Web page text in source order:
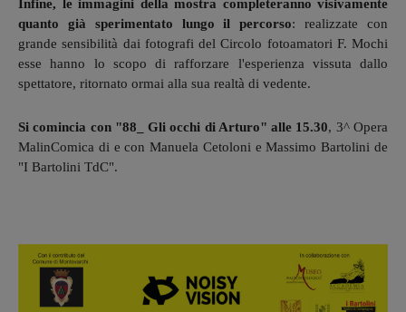
Infine, le immagini della mostra completeranno visivamente
quanto già sperimentato lungo il percorso: realizzate con
grande sensibilità dai fotografi del Circolo fotoamatori F. Mochi
esse hanno lo scopo di rafforzare l'esperienza vissuta dallo
spettatore, ritornato ormai alla sua realtà di vedente.
Si comincia con "88_ Gli occhi di Arturo" alle 15.30, 3^ Opera
MalinComica di e con Manuela Cetoloni e Massimo Bartolini de
"I Bartolini TdC".